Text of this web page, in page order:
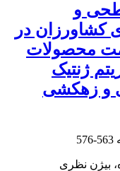
و
کشاورزان در
محصولات
ژنتیک
و زهکشی
563-576
بیژن نظری